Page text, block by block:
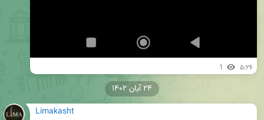
1 ۵:۲۶
Limakasht
۲۴ آبان ۱۴۰۲